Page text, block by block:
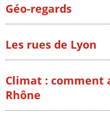
Géo-regards
Les rues de Lyon
Climat : comment
Rhône